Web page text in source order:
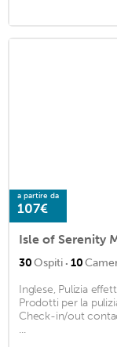
a partire da
107€
Isle of Serenity
30Ospiti · 10
Inglese, Pulizia
Prodotti per la
Check-in/out
...